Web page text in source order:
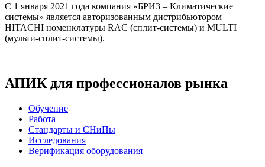
С 1 января 2021 года компания «БРИЗ – Климатические
системы» является авторизованным дистрибьютором
HITACHI номенклатуры RAC (сплит-системы) и MULTI
(мульти-сплит-системы).
АПИК для профессионалов рынка
Обучение
Работа
Стандарты и СНиПы
Исследования
Верификация оборудования